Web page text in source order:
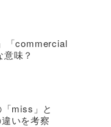
「commercial
味？
「miss」と
いを考察